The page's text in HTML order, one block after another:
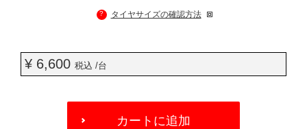
? タイヤサイズの確認方法
¥ 6,600 税込 /台
カートに追加